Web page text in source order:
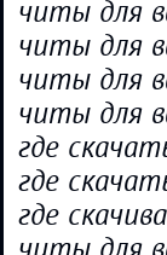
читы для
читы для
читы для
читы для
где
где
где